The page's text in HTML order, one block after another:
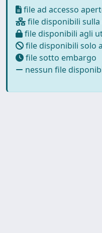
file ad accesso
file disponibili
file disponibili agli
file disponibili solo
file sotto embargo
nessun file